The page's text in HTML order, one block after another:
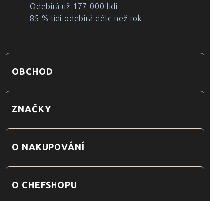
Odebírá už 177 000 lidí
85 % lidí odebírá déle než rok
OBCHOD
ZNAČKY
O NAKUPOVÁNÍ
O CHEFSHOPU